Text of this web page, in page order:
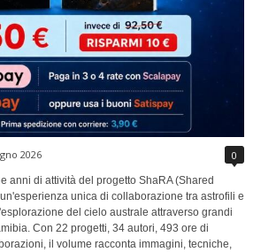
2026 0
anni di attività del progetto ShaRA (Shared
unica di collaborazione tra astrofili e
del cielo australe attraverso grandi
Con 22 progetti, 34 autori, 493 ore di
il volume racconta immagini, tecniche,